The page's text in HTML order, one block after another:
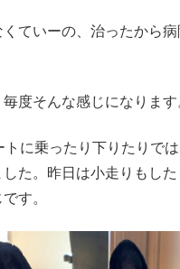
くていーの、治ったから病
度そんな感じになります
トに乗ったり下りたりで
た。昨日は小走りもし
す。